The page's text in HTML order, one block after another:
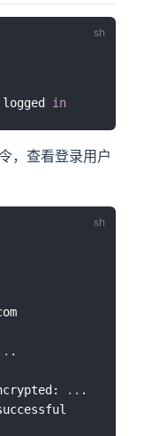
logged in
，查看登录用户
.
.. .